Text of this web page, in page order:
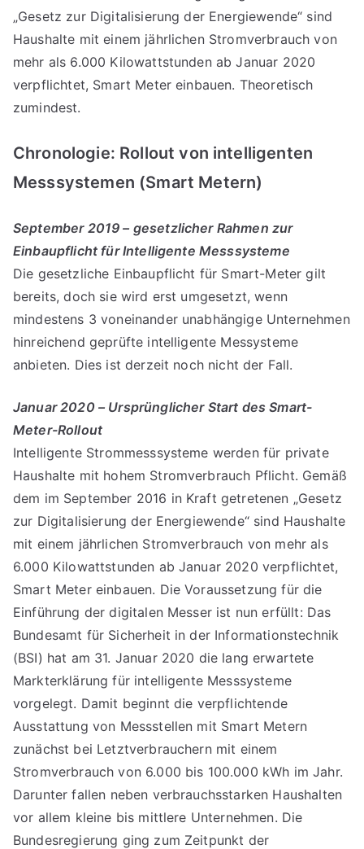
„Gesetz zur Digitalisierung der Energiewende“ sind
Haushalte mit einem jährlichen Stromverbrauch von
mehr als 6.000 Kilowattstunden ab Januar 2020
verpflichtet, Smart Meter einbauen. Theoretisch
zumindest.
Chronologie: Rollout von intelligenten
Messsystemen (Smart Metern)
September 2019 – gesetzlicher Rahmen zur
Einbaupflicht für Intelligente Messsysteme
Die gesetzliche Einbaupflicht für Smart-Meter gilt
bereits, doch sie wird erst umgesetzt, wenn
mindestens 3 voneinander unabhängige Unternehmen
hinreichend geprüfte intelligente Messysteme
anbieten. Dies ist derzeit noch nicht der Fall.
Januar 2020 – Ursprünglicher Start des Smart-
Meter-Rollout
Intelligente Strommesssysteme werden für private
Haushalte mit hohem Stromverbrauch Pflicht. Gemäß
dem im September 2016 in Kraft getretenen „Gesetz
zur Digitalisierung der Energiewende“ sind Haushalte
mit einem jährlichen Stromverbrauch von mehr als
6.000 Kilowattstunden ab Januar 2020 verpflichtet,
Smart Meter einbauen. Die Voraussetzung für die
Einführung der digitalen Messer ist nun erfüllt: Das
Bundesamt für Sicherheit in der Informationstechnik
(BSI) hat am 31. Januar 2020 die lang erwartete
Markterklärung für intelligente Messsysteme
vorgelegt. Damit beginnt die verpflichtende
Ausstattung von Messstellen mit Smart Metern
zunächst bei Letztverbrauchern mit einem
Stromverbrauch von 6.000 bis 100.000 kWh im Jahr.
Darunter fallen neben verbrauchsstarken Haushalten
vor allem kleine bis mittlere Unternehmen. Die
Bundesregierung ging zum Zeitpunkt der